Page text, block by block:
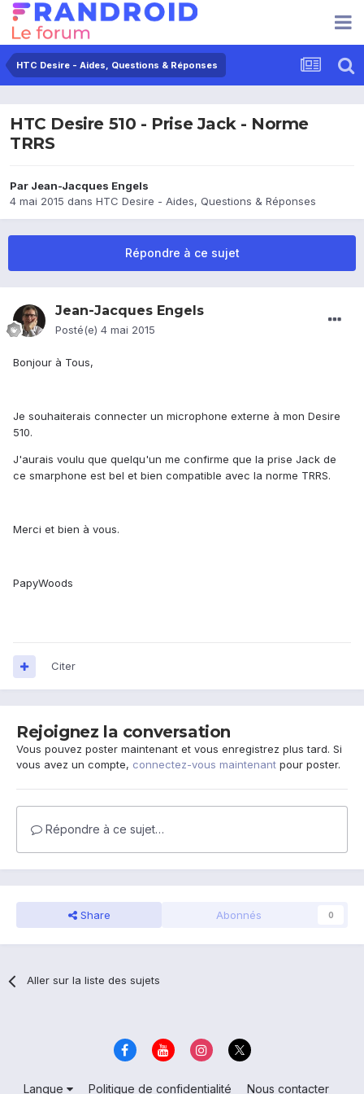
HTC Desire - Aides, Questions & Réponses
HTC Desire 510 - Prise Jack - Norme
TRRS
Par Jean-Jacques Engels
4 mai 2015 dans HTC Desire - Aides, Questions & Réponses
Répondre à ce sujet
Jean-Jacques Engels
Posté(e) 4 mai 2015
Bonjour à Tous,
Je souhaiterais connecter un microphone externe à mon Desire
510.
J'aurais voulu que quelqu'un me confirme que la prise Jack de
ce smarphone est bel et bien compatible avec la norme TRRS.
Merci et bien à vous.
PapyWoods
Citer
Rejoignez la conversation
Vous pouvez poster maintenant et vous enregistrez plus tard. Si
vous avez un compte, connectez-vous maintenant pour poster.
Répondre à ce sujet…
Share Abonnés 0
Aller sur la liste des sujets
Langue Politique de confidentialité Nous contacter